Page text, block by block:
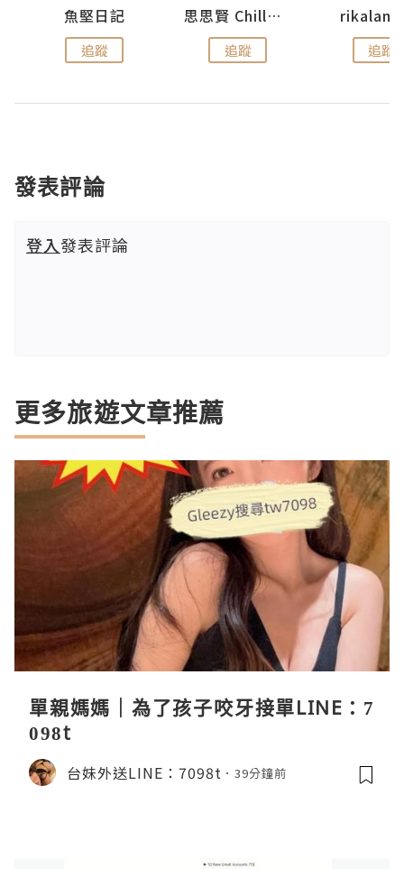
魚堅日記
追蹤
思思賢 ChillMyBabe
追蹤 追蹤
發表評論
登入發表評論
更多旅遊文章推薦
單親媽媽｜為了孩子咬牙接單LINE：7
098t
台妹外送LINE：7098t 39分鐘前